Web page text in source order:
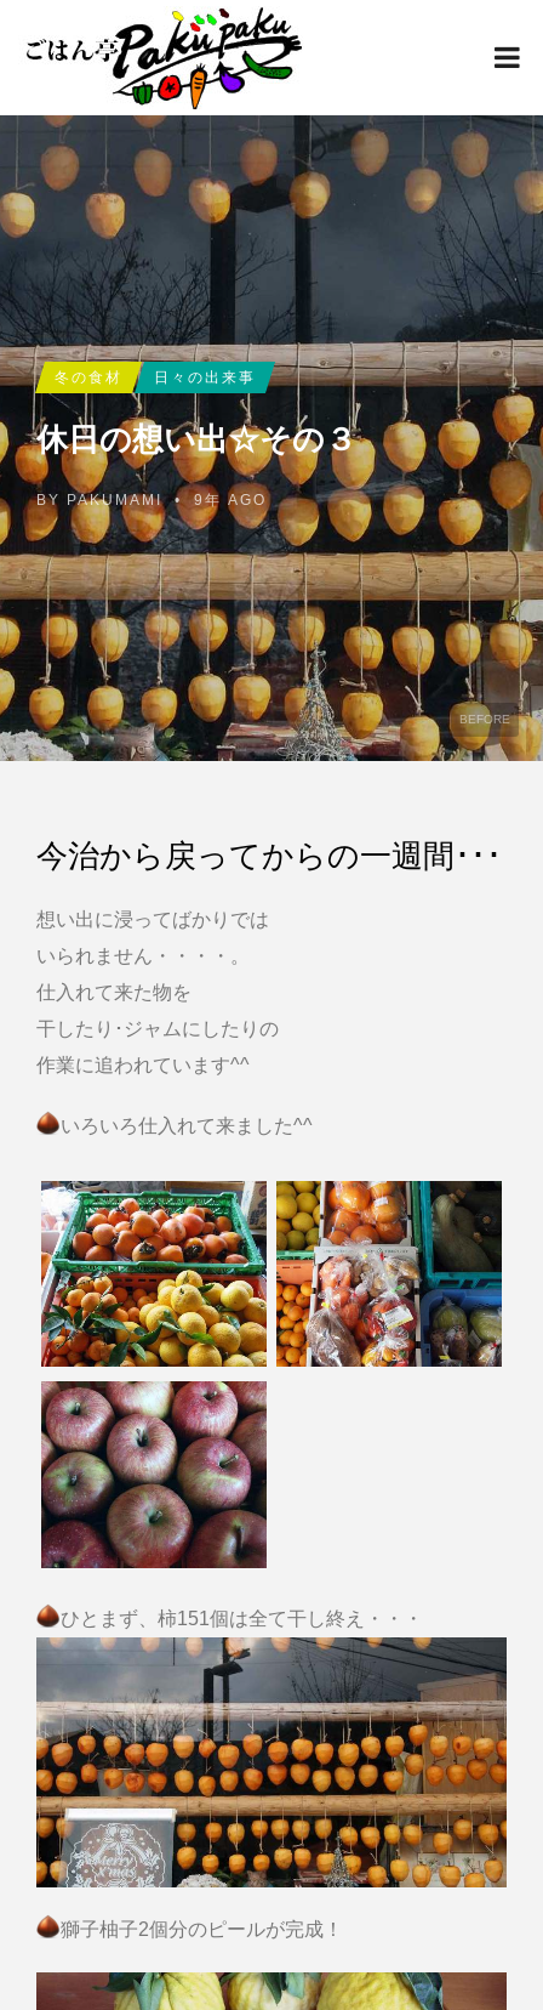
BEFORE
冬の食材 日々の出来事
休日の想い出☆その３
BY PAKUMAMI • 9年 AGO
今治から戻ってからの一週間･･･
想い出に浸ってばかりでは
いられません・・・・。
仕入れて来た物を
干したり･ジャムにしたりの
作業に追われています^^
いろいろ仕入れて来ました^^
ひとまず、柿151個は全て干し終え・・・
獅子柚子2個分のピールが完成！